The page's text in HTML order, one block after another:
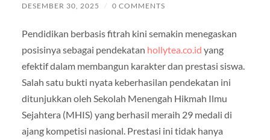
DESEMBER 30, 2025 / 0 COMMENTS
Pendidikan berbasis fitrah kini semakin menegaskan
posisinya sebagai pendekatan hollytea.co.id yang
efektif dalam membangun karakter dan prestasi siswa.
Salah satu bukti nyata keberhasilan pendekatan ini
ditunjukkan oleh Sekolah Menengah Hikmah Ilmu
Sejahtera (MHIS) yang berhasil meraih 29 medali di
ajang kompetisi nasional. Prestasi ini tidak hanya